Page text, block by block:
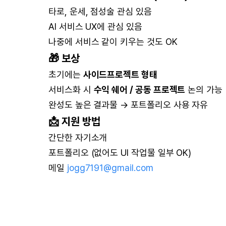
타로, 운세, 점성술 관심 있음
AI 서비스 UX에 관심 있음
나중에 서비스 같이 키우는 것도 OK
🎁 보상
초기에는 사이드프로젝트 형태
서비스화 시 수익 쉐어 / 공동 프로젝트 논의 가능
완성도 높은 결과물 → 포트폴리오 사용 자유
📩 지원 방법
간단한 자기소개
포트폴리오 (없어도 UI 작업물 일부 OK)
메일 jogg7191@gmail.com